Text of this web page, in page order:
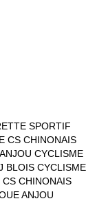
SPORTIF
CS CHINONAIS
CYCLISME
BLOIS CYCLISME
CHINONAIS
ANJOU